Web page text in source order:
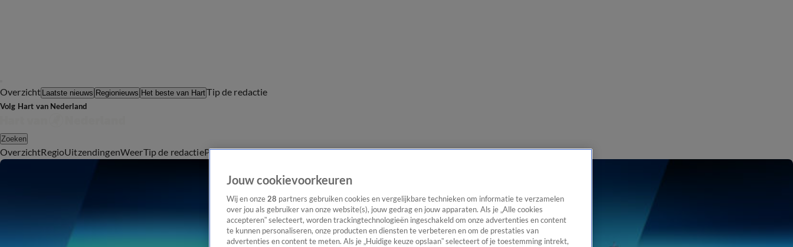
Overzicht Laatste nieuws Regionieuws Het beste van HartTip de redactie
Volg Hart van Nederland
Zoeken
OverzichtRegioUitzendingenWeerTip de redactiePanelVideo's
Jouw cookievoorkeuren
Wij en onze 28 partners gebruiken cookies en vergelijkbare technieken om informatie te verzamelen
over jou als gebruiker van onze website(s), jouw gedrag en jouw apparaten. Als je „Alle cookies
accepteren” selecteert, worden trackingtechnologieën ingeschakeld om onze advertenties en content
te kunnen personaliseren, onze producten en diensten te verbeteren en om de prestaties van
advertenties en content te meten. Als je „Huidige keuze opslaan” selecteert of je toestemming intrekt,